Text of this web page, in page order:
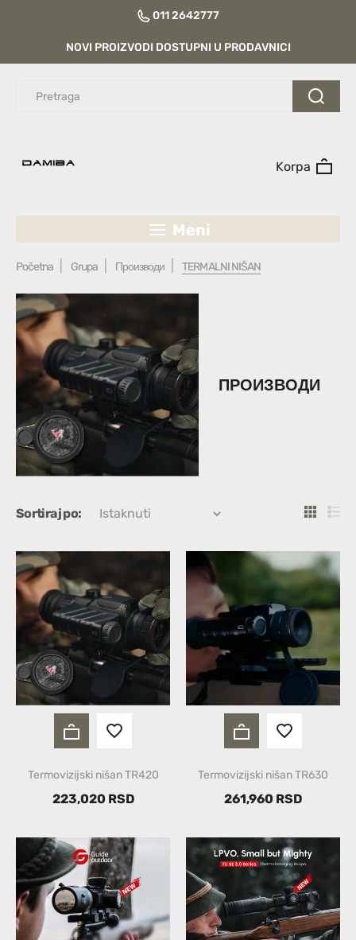
011 2642777
NOVI PROIZVODI DOSTUPNI U PRODAVNICI
Korpa
Meni
Početna Grupa Производи TERMALNI NIŠAN
ПРОИЗВОДИ
Sortiraj po:
Termovizijski nišan TR420
223,020 RSD
Termovizijski nišan TR630
261,960 RSD